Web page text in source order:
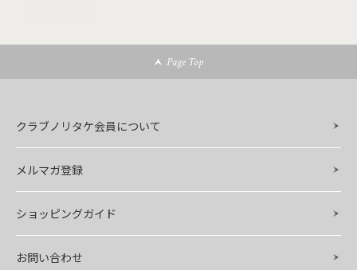
Page Top
クラブノリタケ会員について
メルマガ登録
ショッピングガイド
お問い合わせ